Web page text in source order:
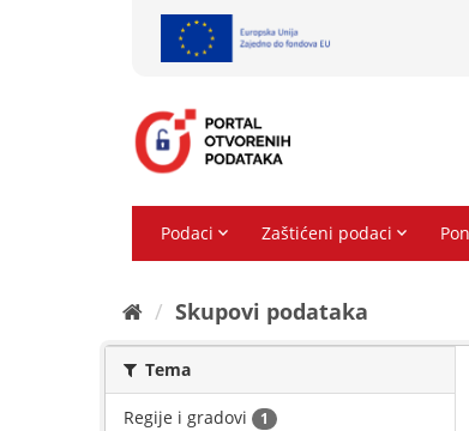
Skupovi podаtаkа
Tema
Regije i gradovi 1